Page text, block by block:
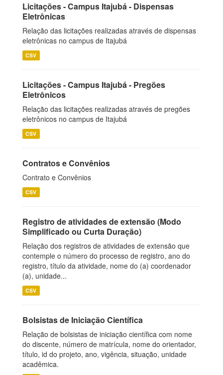
Licitações - Campus Itajubá - Dispensas
Eletrônicas
Relação das licitações realizadas através de dispensas
eletrônicas no campus de Itajubá
CSV
Licitações - Campus Itajubá - Pregões
Eletrônicos
Relação das licitações realizadas através de pregões
eletrônicos no campus de Itajubá
CSV
Contratos e Convênios
Contrato e Convênios
CSV
Registro de atividades de extensão (Modo
Simplificado ou Curta Duração)
Relação dos registros de atividades de extensão que
contemple o número do processo de registro, ano do
registro, título da atividade, nome do (a) coordenador
(a), unidade...
CSV
Bolsistas de Iniciação Científica
Relação de bolsistas de iniciação científica com nome
do discente, número de matrícula, nome do orientador,
título, id do projeto, ano, vigência, situação, unidade
acadêmica.